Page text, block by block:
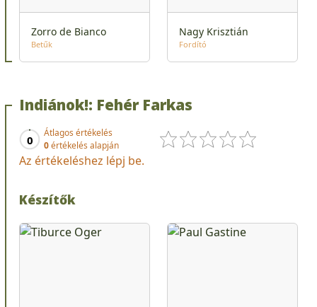
Zorro de Bianco
Betűk
Nagy Krisztián
Fordító
Indiánok!: Fehér Farkas
0
Átlagos értékelés
0értékelés alapján
Az értékeléshez lépj be.
Készítők